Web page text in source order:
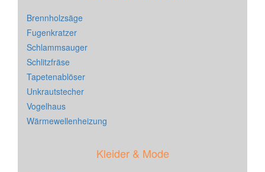
Brennholzsäge
Fugenkratzer
Schlammsauger
Schlitzfräse
Tapetenablöser
Unkrautstecher
Vogelhaus
Wärmewellenheizung
Kleider & Mode